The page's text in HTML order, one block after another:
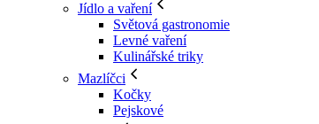
Jídlo a vaření
Světová gastronomie
Levné vaření
Kulinářské triky
Mazlíčci
Kočky
Pejskové